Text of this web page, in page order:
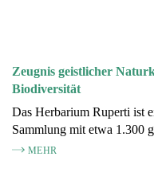
Zeugnis geistlicher
Biodiversität
Das Herbarium Ruperti ist
Sammlung mit etwa 1.300
MEHR